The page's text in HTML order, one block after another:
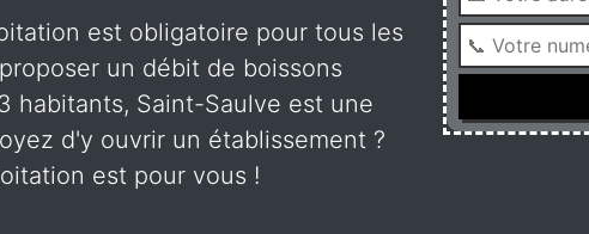
est obligatoire pour tous les
un débit de boissons
habitants, Saint-Saulve est une
d'y ouvrir un établissement ?
est pour vous !